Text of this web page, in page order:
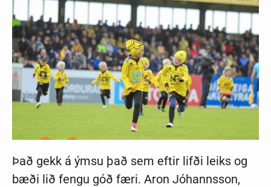
Það gekk á ýmsu það sem eftir lifði leiks og
bæði lið fengu góð færi. Aron Jóhannsson,